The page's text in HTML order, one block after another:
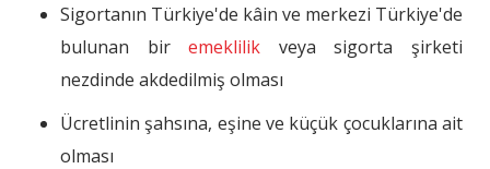
Sigortanın Türkiye'de kâin ve merkezi Türkiye'de
bulunan biremeklilik veya sigorta şirketi
nezdinde akdedilmiş olması
Ücretlinin şahsına, eşine ve küçük çocuklarına ait
olması